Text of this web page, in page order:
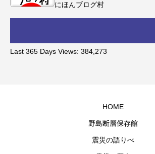
にほんブログ村
Last 365 Days Views: 384,273
HOME
野島断層保存館
震災の語りべ